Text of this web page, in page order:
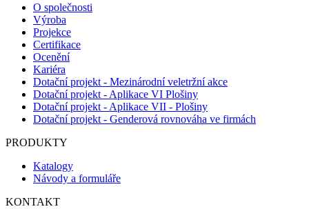
O společnosti
Výroba
Projekce
Certifikace
Ocenění
Kariéra
Dotační projekt - Mezinárodní veletržní akce
Dotační projekt - Aplikace VI Plošiny
Dotační projekt - Aplikace VII - Plošiny
Dotační projekt - Genderová rovnováha ve firmách
PRODUKTY
Katalogy
Návody a formuláře
KONTAKT